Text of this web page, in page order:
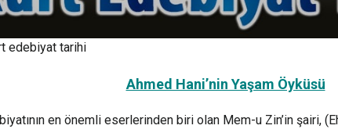
edebiyat tarihi
Ahmed Hani’nin Yaşam Öyküsü
en önemli eserlerinden biri olan Mem-u Zin’in şairi,